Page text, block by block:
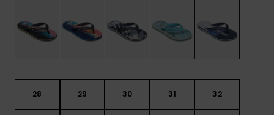
les plus
fréquentes
et notre
contact.
Consulter
la FAQ
28 29 30 31 32